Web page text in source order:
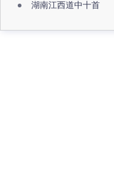
湖南江西道中十首